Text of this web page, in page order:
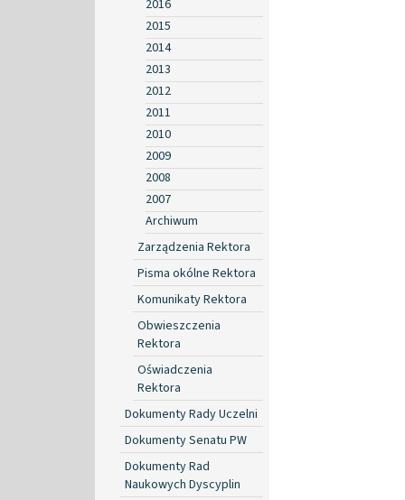
2016
2015
2014
2013
2012
2011
2010
2009
2008
2007
Archiwum
Zarządzenia Rektora
Pisma okólne Rektora
Komunikaty Rektora
Obwieszczenia
Rektora
Oświadczenia
Rektora
Dokumenty Rady Uczelni
Dokumenty Senatu PW
Dokumenty Rad
Naukowych Dyscyplin